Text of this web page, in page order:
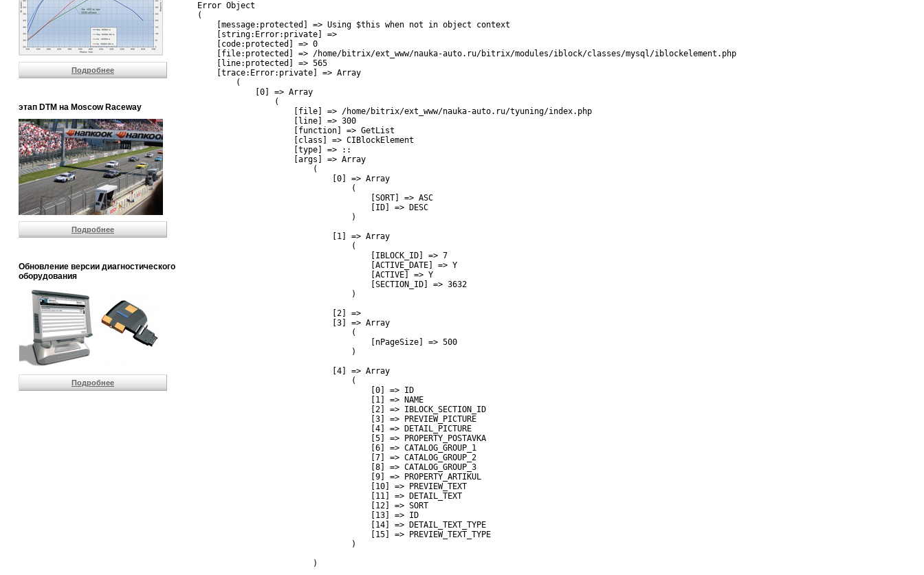
Подробнее
этап DTM на Moscow Raceway
Подробнее
Обновление версии диагностического
оборудования
Подробнее
Error Object
(
    [message:protected] => Using $this when not in object context
    [string:Error:private] =>
    [code:protected] => 0
    [file:protected] => /home/bitrix/ext_www/nauka-auto.ru/bitrix/modules/iblock/classes/mysql/iblockelement.php
    [line:protected] => 565
    [trace:Error:private] => Array
        (
            [0] => Array
                (
                    [file] => /home/bitrix/ext_www/nauka-auto.ru/tyuning/index.php
                    [line] => 300
                    [function] => GetList
                    [class] => CIBlockElement
                    [type] => ::
                    [args] => Array
                        (
                            [0] => Array
                                (
                                    [SORT] => ASC
                                    [ID] => DESC
                                )
                            [1] => Array
                                (
                                    [IBLOCK_ID] => 7
                                    [ACTIVE_DATE] => Y
                                    [ACTIVE] => Y
                                    [SECTION_ID] => 3632
                                )
                            [2] =>
                            [3] => Array
                                (
                                    [nPageSize] => 500
                                )
                            [4] => Array
                                (
                                    [0] => ID
                                    [1] => NAME
                                    [2] => IBLOCK_SECTION_ID
                                    [3] => PREVIEW_PICTURE
                                    [4] => DETAIL_PICTURE
                                    [5] => PROPERTY_POSTAVKA
                                    [6] => CATALOG_GROUP_1
                                    [7] => CATALOG_GROUP_2
                                    [8] => CATALOG_GROUP_3
                                    [9] => PROPERTY_ARTIKUL
                                    [10] => PREVIEW_TEXT
                                    [11] => DETAIL_TEXT
                                    [12] => SORT
                                    [13] => ID
                                    [14] => DETAIL_TEXT_TYPE
                                    [15] => PREVIEW_TEXT_TYPE
                                )
                        )